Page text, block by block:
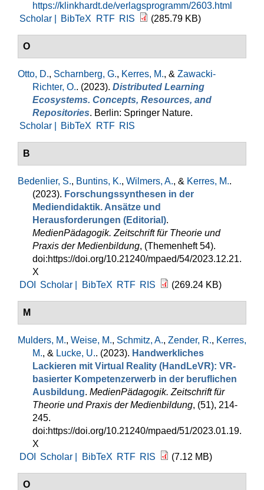
https://klinkhardt.de/verlagsprogramm/2603.html
Scholar |
BibTeX RTF RIS (285.79 KB)
O
Otto, D., Scharnberg, G., Kerres, M., & Zawacki-
Richter, O.. (2023). Distributed Learning
Ecosystems. Concepts, Resources, and
Repositories. Berlin: Springer Nature.
Scholar |
BibTeX RTF RIS
B
Bedenlier, S., Buntins, K., Wilmers, A., & Kerres, M..
(2023). Forschungssynthesen in der
Mediendidaktik. Ansätze und
Herausforderungen (Editorial).
MedienPädagogik. Zeitschrift für Theorie und
Praxis der Medienbildung, (Themenheft 54).
doi:https://doi.org/10.21240/mpaed/54/2023.12.21.
X
DOI
Scholar | BibTeX RTF RIS (269.24 KB)
M
Mulders, M., Weise, M., Schmitz, A., Zender, R., Kerres,
M., & Lucke, U.. (2023). Handwerkliches
Lackieren mit Virtual Reality (HandLeVR): VR-
basierter Kompetenzerwerb in der beruflichen
Ausbildung. MedienPädagogik. Zeitschrift für
Theorie und Praxis der Medienbildung, (51), 214-
245.
doi:https://doi.org/10.21240/mpaed/51/2023.01.19.
X
DOI
Scholar | BibTeX RTF RIS (7.12 MB)
O